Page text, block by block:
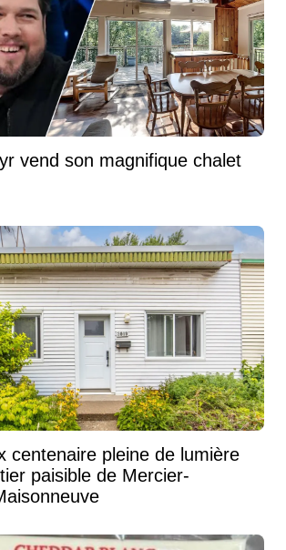
vend son magnifique chalet
centenaire pleine de lumière
paisible de Mercier-